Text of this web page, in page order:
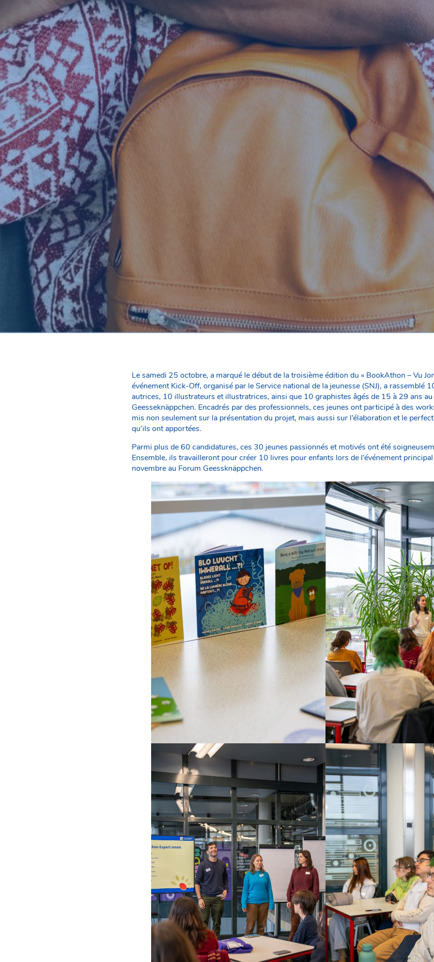
Le samedi 25 octobre, a marqué le début de la troisième édition du « BookAthon – Vu
événement Kick-Off, organisé par le Service national de la jeunesse (SNJ), a rassemblé
autrices, 10 illustrateurs et illustratrices, ainsi que 10 graphistes âgés de 15 à 29 ans
Geesseknäppchen. Encadrés par des professionnels, ces jeunes ont participé à des
mis non seulement sur la présentation du projet, mais aussi sur l’élaboration et le
qu’ils ont apportées.
Parmi plus de 60 candidatures, ces 30 jeunes passionnés et motivés ont été
Ensemble, ils travailleront pour créer 10 livres pour enfants lors de l’événement
novembre au Forum Geessknäppchen.